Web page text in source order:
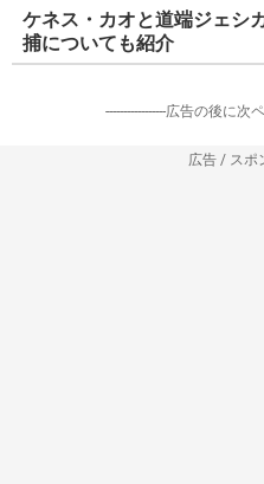
ケネス・カオと道端ジェシ
捕についても紹介
-----------------広告の後に次
広告 / スポ